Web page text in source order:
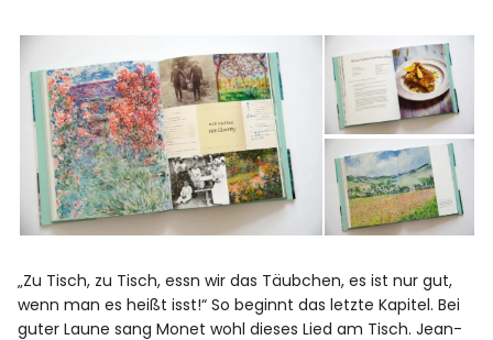
„Zu Tisch, zu Tisch, essn wir das Täubchen, es ist nur gut,
wenn man es heißt isst!“ So beginnt das letzte Kapitel. Bei
guter Laune sang Monet wohl dieses Lied am Tisch. Jean-